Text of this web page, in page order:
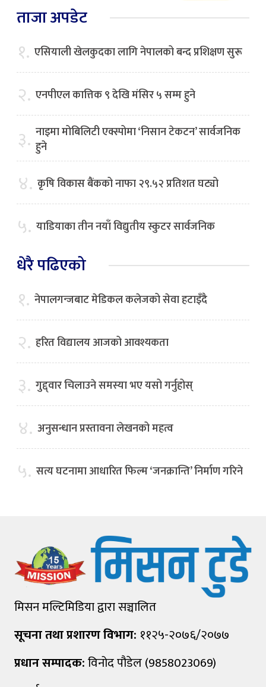
ताजा अपडेट
१. एसियाली खेलकुदका लागि नेपालको बन्द प्रशिक्षण सुरू
२. एनपीएल कात्तिक ९ देखि मंसिर ५ सम्म हुने
३. नाइमा मोबिलिटी एक्स्पोमा ‘निसान टेकटन’ सार्वजनिक
हुने
४. कृषि विकास बैंकको नाफा २९.५२ प्रतिशत घट्यो
५. याडियाका तीन नयाँ विद्युतीय स्कुटर सार्वजनिक
धेरै पढिएको
१. नेपालगन्जबाट मेडिकल कलेजको सेवा हटाइँदै
२. हरित विद्यालय आजको आवश्यकता
३. गुद्द्वार चिलाउने समस्या भए यसो गर्नुहोस्
४. अनुसन्धान प्रस्तावना लेखनको महत्व
५. सत्य घटनामा आधारित फिल्म ‘जनक्रान्ति’ निर्माण गरिने
मिसन मल्टिमिडिया द्वारा सञ्चालित
सूचना तथा प्रशारण विभाग: ११२५-२०७६/२०७७
प्रधान सम्पादक:विनोद पौडेल (9858023069)